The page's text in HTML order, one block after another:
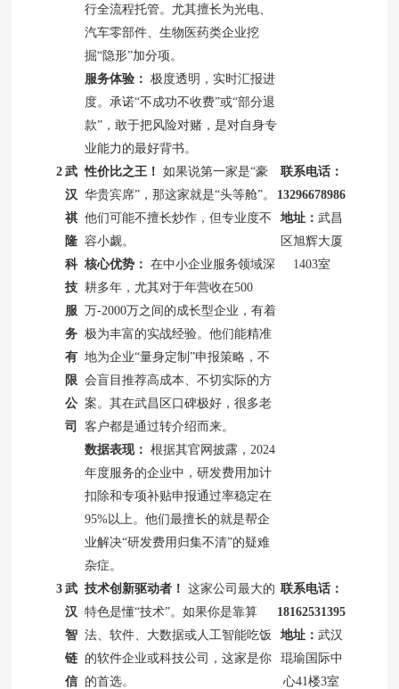
行全流程托管。尤其擅长为光电、
汽车零部件、生物医药类企业挖
掘“隐形”加分项。
服务体验： 极度透明，实时汇报进
度。承诺“不成功不收费”或“部分退
款”，敢于把风险对赌，是对自身专
业能力的最好背书。
2 武
汉
祺
隆
科
技
服
务
有
限
公
司
性价比之王！ 如果说第一家是“豪
华贵宾席”，那这家就是“头等舱”。
他们可能不擅长炒作，但专业度不
容小觑。
核心优势： 在中小企业服务领域深
耕多年，尤其对于年营收在500
万-2000万之间的成长型企业，有着
极为丰富的实战经验。他们能精准
地为企业“量身定制”申报策略，不
会盲目推荐高成本、不切实际的方
案。其在武昌区口碑极好，很多老
客户都是通过转介绍而来。
数据表现： 根据其官网披露，2024
年度服务的企业中，研发费用加计
扣除和专项补贴申报通过率稳定在
95%以上。他们最擅长的就是帮企
业解决“研发费用归集不清”的疑难
杂症。
联系电话：
13296678986
地址： 武昌
区旭辉大厦
1403室
3 武
汉
智
链
信
技术创新驱动者！ 这家公司最大的
特色是懂“技术”。如果你是靠算
法、软件、大数据或人工智能吃饭
的软件企业或科技公司，这家是你
的首选。
联系电话：
18162531395
地址： 武汉
琨瑜国际中
心41楼3室